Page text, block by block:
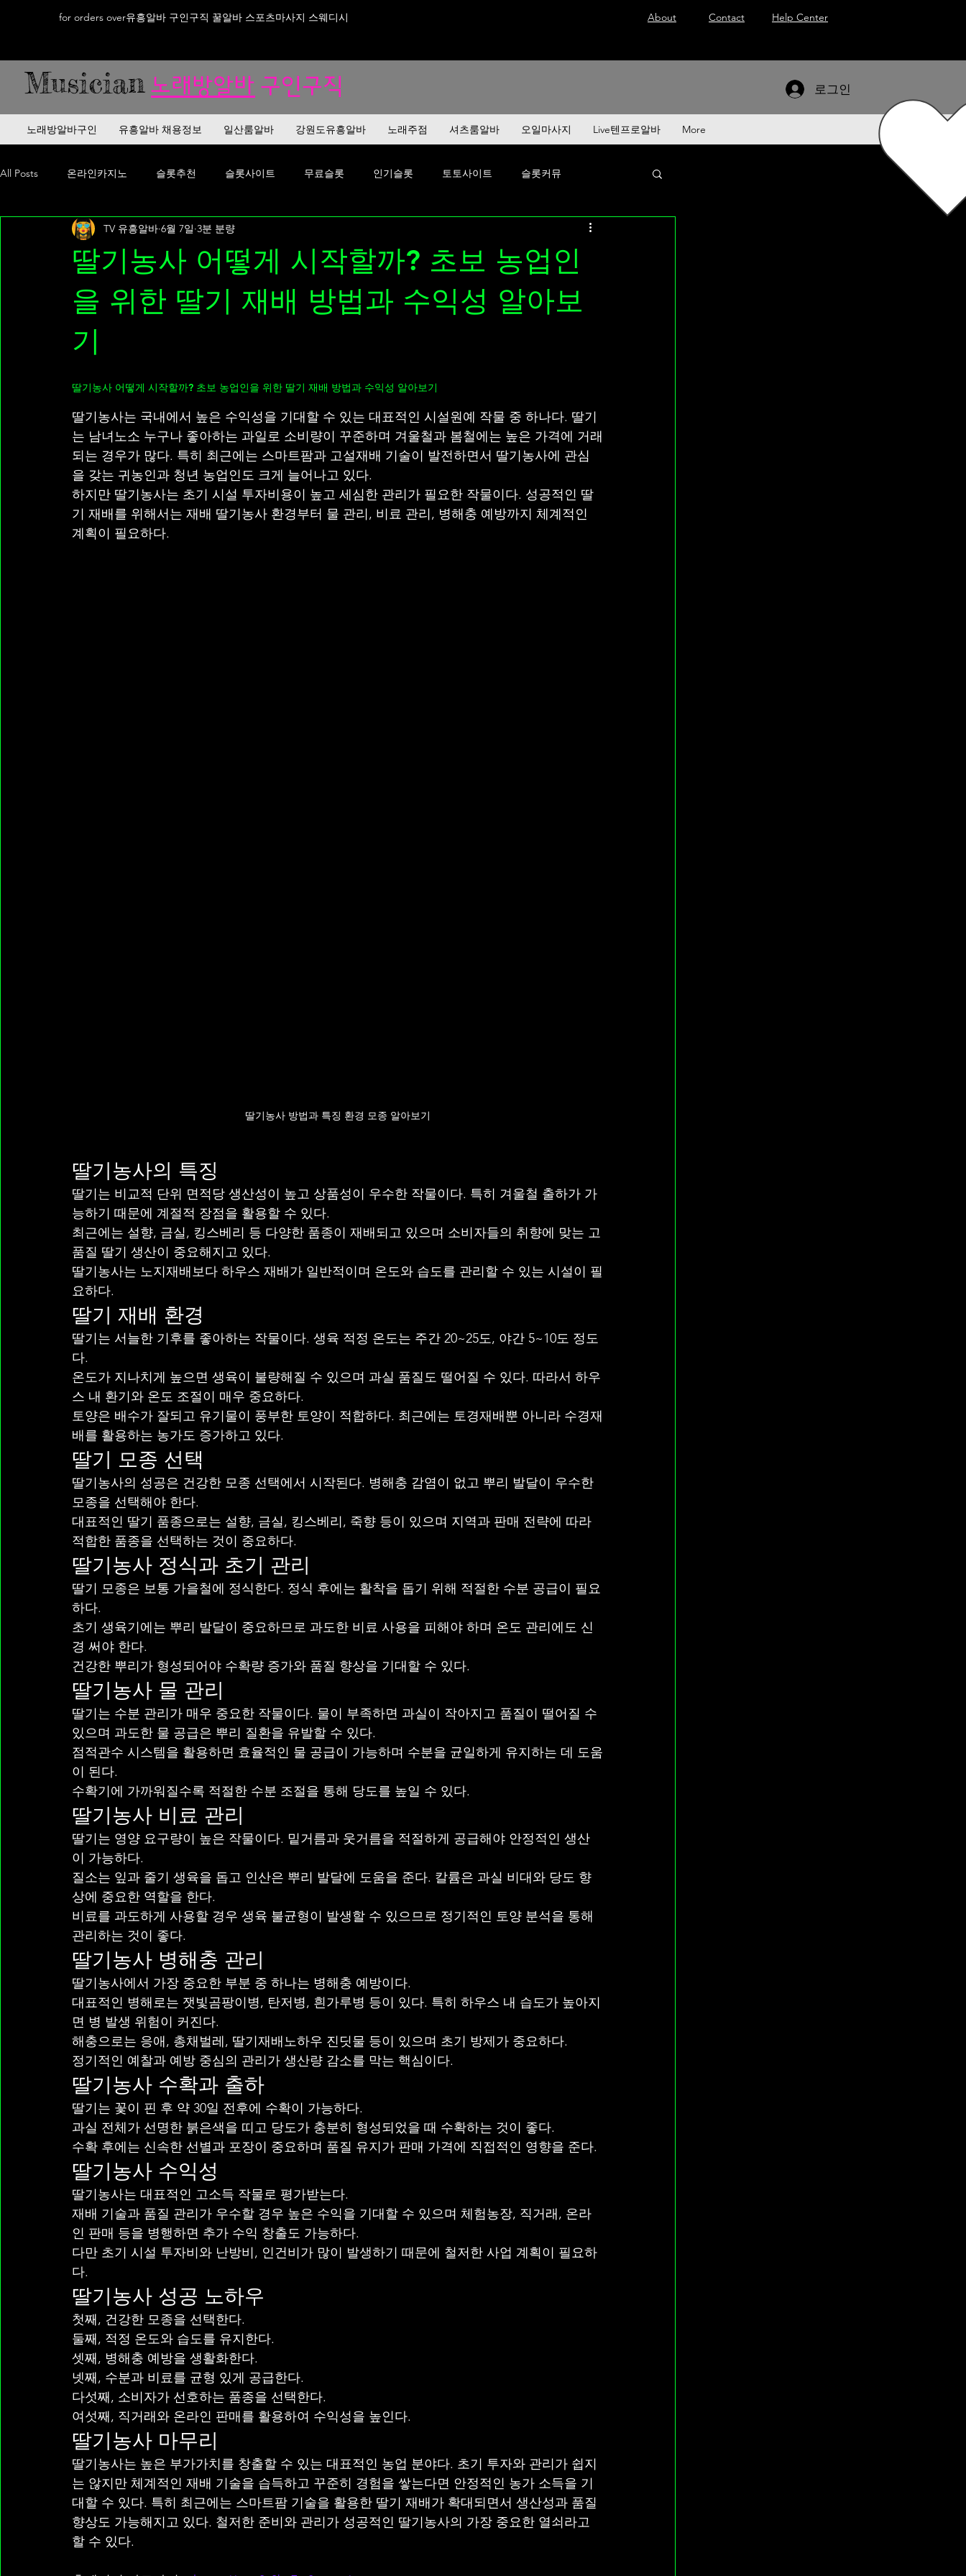
for orders over유흥알바 구인구직 꿀알바 스포츠마사지 스웨디시 About Contact Help Center
Musician 노래방알바 구인구직 로그인
노래방알바구인 유흥알바 채용정보 일산룸알바 강원도유흥알바 노래주점 셔츠룸알바 오일마사지 Live텐프로알바 More
All Posts 온라인카지노 슬롯추천 슬롯사이트 무료슬롯 인기슬롯 토토사이트 슬롯커뮤
프라그마틱 프라마틱슬롯 먹튀검증 에볼루션카지노
토토사이트 카지노사이트 온라인카지노사이트 온라인카지노게임 온라인카지노플랫폼 카지노사이트
스피드카지노
딸기농사 어떻게 시작할까? 초보 농업인
을 위한 딸기 재배 방법과 수익성 알아보
기
TV 유흥알바 6월 7일 3분 분량
딸기농사 어떻게 시작할까? 초보 농업인을 위한 딸기 재배 방법과 수익성 알아보기
딸기농사는 국내에서 높은 수익성을 기대할 수 있는 대표적인 시설원예 작물 중 하나다. 딸기
는 남녀노소 누구나 좋아하는 과일로 소비량이 꾸준하며 겨울철과 봄철에는 높은 가격에 거래
되는 경우가 많다. 특히 최근에는 스마트팜과 고설재배 기술이 발전하면서 딸기농사에 관심
을 갖는 귀농인과 청년 농업인도 크게 늘어나고 있다.
하지만 딸기농사는 초기 시설 투자비용이 높고 세심한 관리가 필요한 작물이다. 성공적인 딸
기 재배를 위해서는 재배 딸기농사 환경부터 물 관리, 비료 관리, 병해충 예방까지 체계적인
계획이 필요하다.
딸기농사 방법과 특징 환경 모종 알아보기
딸기농사의 특징
딸기는 비교적 단위 면적당 생산성이 높고 상품성이 우수한 작물이다. 특히 겨울철 출하가 가
능하기 때문에 계절적 장점을 활용할 수 있다.
최근에는 설향, 금실, 킹스베리 등 다양한 품종이 재배되고 있으며 소비자들의 취향에 맞는 고
품질 딸기 생산이 중요해지고 있다.
딸기농사는 노지재배보다 하우스 재배가 일반적이며 온도와 습도를 관리할 수 있는 시설이 필
요하다.
딸기 재배 환경
딸기는 서늘한 기후를 좋아하는 작물이다. 생육 적정 온도는 주간 20~25도, 야간 5~10도 정도
다.
온도가 지나치게 높으면 생육이 불량해질 수 있으며 과실 품질도 떨어질 수 있다. 따라서 하우
스 내 환기와 온도 조절이 매우 중요하다.
토양은 배수가 잘되고 유기물이 풍부한 토양이 적합하다. 최근에는 토경재배뿐 아니라 수경재
배를 활용하는 농가도 증가하고 있다.
딸기 모종 선택
딸기농사의 성공은 건강한 모종 선택에서 시작된다. 병해충 감염이 없고 뿌리 발달이 우수한
모종을 선택해야 한다.
대표적인 딸기 품종으로는 설향, 금실, 킹스베리, 죽향 등이 있으며 지역과 판매 전략에 따라
적합한 품종을 선택하는 것이 중요하다.
딸기농사 정식과 초기 관리
딸기 모종은 보통 가을철에 정식한다. 정식 후에는 활착을 돕기 위해 적절한 수분 공급이 필요
하다.
초기 생육기에는 뿌리 발달이 중요하므로 과도한 비료 사용을 피해야 하며 온도 관리에도 신
경 써야 한다.
건강한 뿌리가 형성되어야 수확량 증가와 품질 향상을 기대할 수 있다.
딸기농사 물 관리
딸기는 수분 관리가 매우 중요한 작물이다. 물이 부족하면 과실이 작아지고 품질이 떨어질 수
있으며 과도한 물 공급은 뿌리 질환을 유발할 수 있다.
점적관수 시스템을 활용하면 효율적인 물 공급이 가능하며 수분을 균일하게 유지하는 데 도움
이 된다.
수확기에 가까워질수록 적절한 수분 조절을 통해 당도를 높일 수 있다.
딸기농사 비료 관리
딸기는 영양 요구량이 높은 작물이다. 밑거름과 웃거름을 적절하게 공급해야 안정적인 생산
이 가능하다.
질소는 잎과 줄기 생육을 돕고 인산은 뿌리 발달에 도움을 준다. 칼륨은 과실 비대와 당도 향
상에 중요한 역할을 한다.
비료를 과도하게 사용할 경우 생육 불균형이 발생할 수 있으므로 정기적인 토양 분석을 통해
관리하는 것이 좋다.
딸기농사 병해충 관리
딸기농사에서 가장 중요한 부분 중 하나는 병해충 예방이다.
대표적인 병해로는 잿빛곰팡이병, 탄저병, 흰가루병 등이 있다. 특히 하우스 내 습도가 높아지
면 병 발생 위험이 커진다.
해충으로는 응애, 총채벌레, 딸기재배노하우 진딧물 등이 있으며 초기 방제가 중요하다.
정기적인 예찰과 예방 중심의 관리가 생산량 감소를 막는 핵심이다.
딸기농사 수확과 출하
딸기는 꽃이 핀 후 약 30일 전후에 수확이 가능하다.
과실 전체가 선명한 붉은색을 띠고 당도가 충분히 형성되었을 때 수확하는 것이 좋다.
수확 후에는 신속한 선별과 포장이 중요하며 품질 유지가 판매 가격에 직접적인 영향을 준다.
딸기농사 수익성
딸기농사는 대표적인 고소득 작물로 평가받는다.
재배 기술과 품질 관리가 우수할 경우 높은 수익을 기대할 수 있으며 체험농장, 직거래, 온라
인 판매 등을 병행하면 추가 수익 창출도 가능하다.
다만 초기 시설 투자비와 난방비, 인건비가 많이 발생하기 때문에 철저한 사업 계획이 필요하
다.
딸기농사 성공 노하우
첫째, 건강한 모종을 선택한다.
둘째, 적정 온도와 습도를 유지한다.
셋째, 병해충 예방을 생활화한다.
넷째, 수분과 비료를 균형 있게 공급한다.
다섯째, 소비자가 선호하는 품종을 선택한다.
여섯째, 직거래와 온라인 판매를 활용하여 수익성을 높인다.
딸기농사 마무리
딸기농사는 높은 부가가치를 창출할 수 있는 대표적인 농업 분야다. 초기 투자와 관리가 쉽지
는 않지만 체계적인 재배 기술을 습득하고 꾸준히 경험을 쌓는다면 안정적인 농가 소득을 기
대할 수 있다. 특히 최근에는 스마트팜 기술을 활용한 딸기 재배가 확대되면서 생산성과 품질
향상도 가능해지고 있다. 철저한 준비와 관리가 성공적인 딸기농사의 가장 중요한 열쇠라고
할 수 있다.